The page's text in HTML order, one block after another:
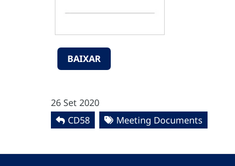
BAIXAR
26 Set 2020
CD58
Meeting Documents